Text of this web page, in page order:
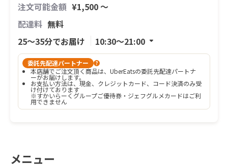
注文可能金額 ¥1,500 〜
配達料 無料
25〜35分でお届け
10:30〜21:00
委託先配達パートナー ?
本店舗でご注文頂く商品は、UberEatsの委託先配達パートナ
ーがお届けします。
お支払い方法は、現金、クレジットカード、コード決済のみ受
け付けております
※すかいらーくグループご優待券・ジェフグルメカードはご利
用できません
メニュー